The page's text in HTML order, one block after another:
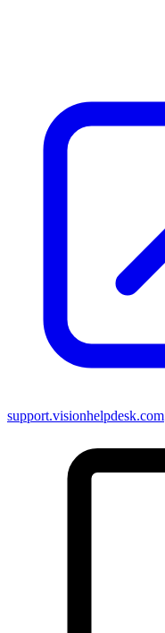
support.visionhelpdesk.com